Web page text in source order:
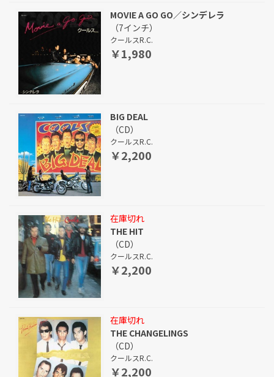
MOVIE A GO GO／シンデレラ
（7インチ）
クールスR.C.
￥1,980
BIG DEAL
（CD）
クールスR.C.
￥2,200
在庫切れ
THE HIT
（CD）
クールスR.C.
￥2,200
在庫切れ
THE CHANGELINGS
（CD）
クールスR.C.
￥2,200